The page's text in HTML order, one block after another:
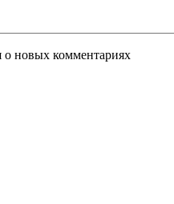
о новых комментариях